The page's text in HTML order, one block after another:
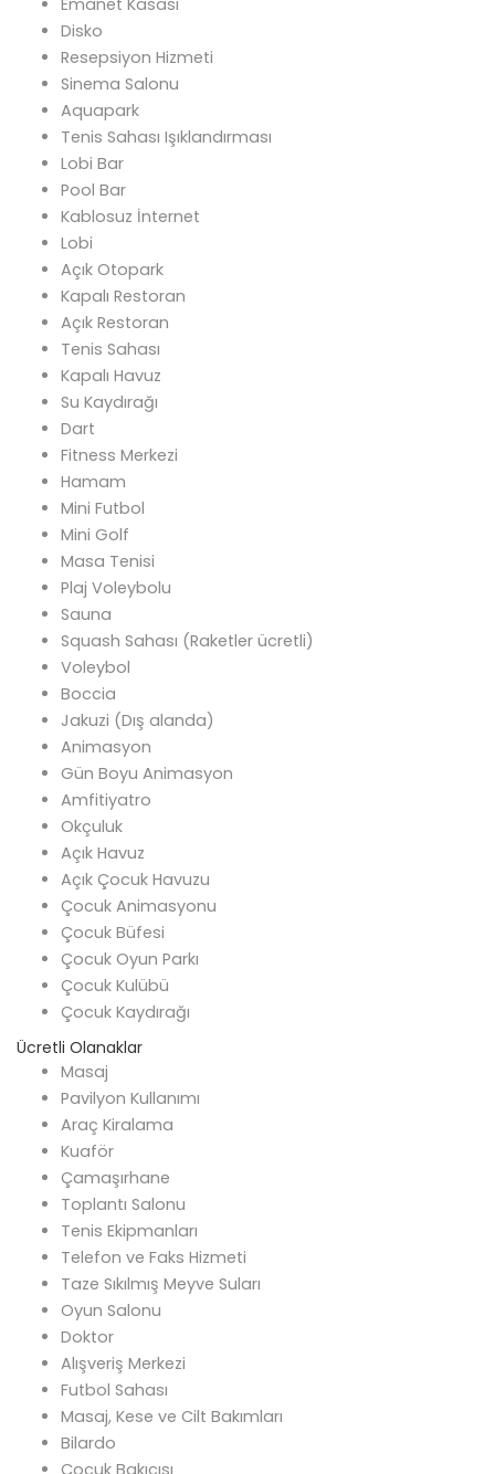
Emanet Kasası
Disko
Resepsiyon Hizmeti
Sinema Salonu
Aquapark
Tenis Sahası Işıklandırması
Lobi Bar
Pool Bar
Kablosuz İnternet
Lobi
Açık Otopark
Kapalı Restoran
Açık Restoran
Tenis Sahası
Kapalı Havuz
Su Kaydırağı
Dart
Fitness Merkezi
Hamam
Mini Futbol
Mini Golf
Masa Tenisi
Plaj Voleybolu
Sauna
Squash Sahası (Raketler ücretli)
Voleybol
Boccia
Jakuzi (Dış alanda)
Animasyon
Gün Boyu Animasyon
Amfitiyatro
Okçuluk
Açık Havuz
Açık Çocuk Havuzu
Çocuk Animasyonu
Çocuk Büfesi
Çocuk Oyun Parkı
Çocuk Kulübü
Çocuk Kaydırağı
Ücretli Olanaklar
Masaj
Pavilyon Kullanımı
Araç Kiralama
Kuaför
Çamaşırhane
Toplantı Salonu
Tenis Ekipmanları
Telefon ve Faks Hizmeti
Taze Sıkılmış Meyve Suları
Oyun Salonu
Doktor
Alışveriş Merkezi
Futbol Sahası
Masaj, Kese ve Cilt Bakımları
Bilardo
Çocuk Bakıcısı